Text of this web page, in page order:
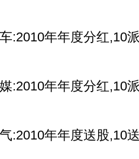
年年度分红,10
年年度分红,10
年年度送股,10